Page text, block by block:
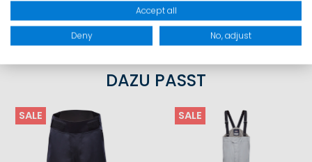
PRODUKTSICHERHEIT
DAZU PASST
SALE SALE
Accept all
Deny No, adjust